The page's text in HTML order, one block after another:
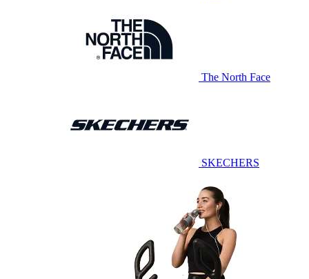
The North Face
SKECHERS